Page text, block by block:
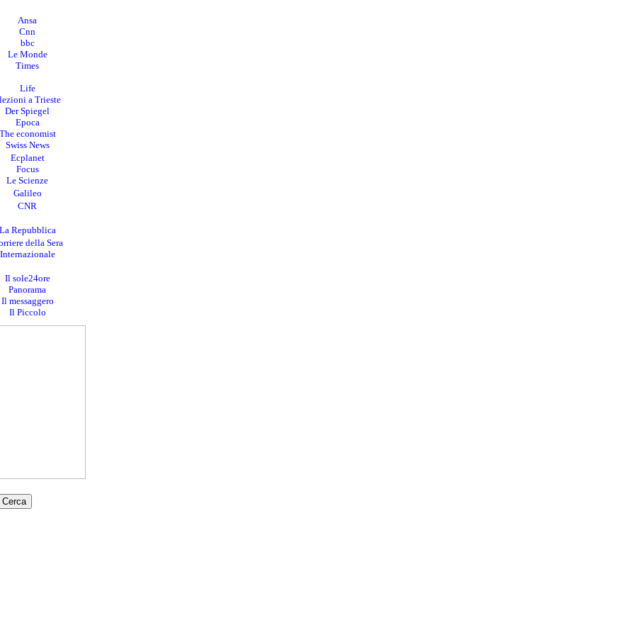
Ansa
Cnn
bbc
Le Monde
Times
Life
a Trieste
Der Spiegel
Epoca
economist
Swiss News
Ecplanet
Focus
Le Scienze
Galileo
CNR
Repubblica
della Sera
Internazionale
Il sole24ore
Panorama
Il messaggero
Il Piccolo